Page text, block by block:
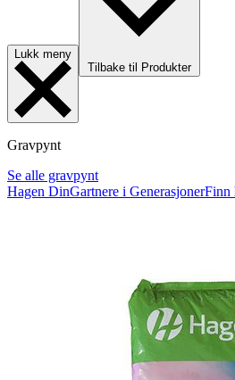
Lukk meny
Tilbake til Produkter
Gravpynt
Se alle gravpynt
Hagen DinGartnere i GenerasjonerFinn